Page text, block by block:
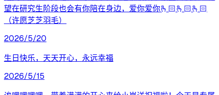
望在研究生阶段也会有你陪在身边，爱你爱你🫰🏻🫰🏻🫰🏻
（许愿芝芝羽毛）
2026/5/20
生日快乐，天天开心，永远幸福
2026/5/15